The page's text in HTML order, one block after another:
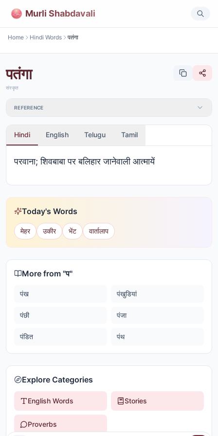
Murli Shabdavali
Home Hindi Words पतंगा
पतंगा
संस्कृत
REFERENCE
Hindi English Telugu Tamil
परवाना; शिवबाबा पर बलिहार जानेवाली आत्मायें
Today's Words
मेहर उकीर भेंट वार्तालाप
More from "प"
पंख पंखुडियां
पंछी पंजा
पंडित पंथ
Explore Categories
English Words Stories
Proverbs